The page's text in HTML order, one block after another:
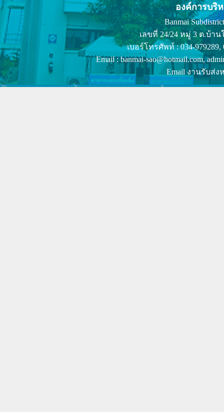
องค์การบริ
Banmai
เลขที่ 24/24 หมู่ 3 ต.บ้า
เบอร์โทรศัพท์ : 034-979289,
Email : banmai-sao@hotmail.com,
Email งานรับส่ง